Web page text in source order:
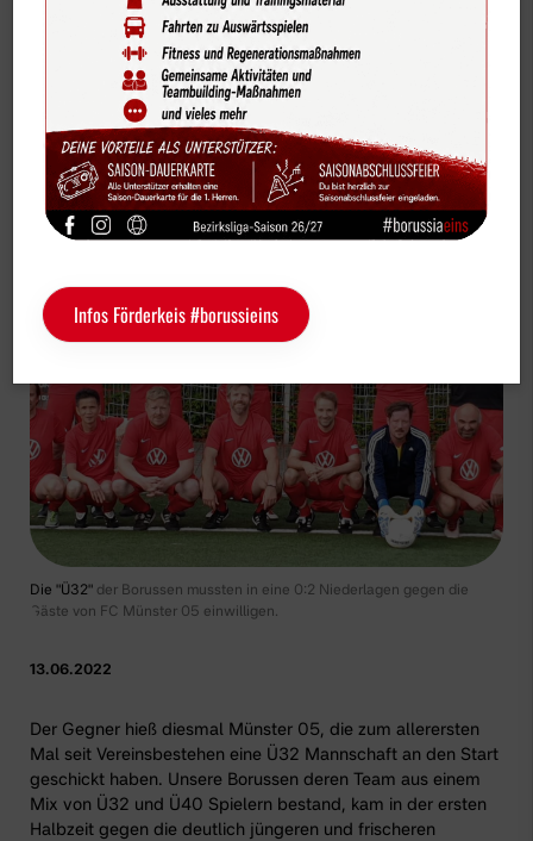
Fußball Senioren Herren Ü32 / Ü40
2. Spieltag der Ü32: Debütant FC Münster
05 zu Gast
Die "Ü32" der Borussen mussten in eine 0:2 Niederlagen gegen die
Gäste von FC Münster 05 einwilligen.
13.06.2022
Der Gegner hieß diesmal Münster 05, die zum allerersten
Mal seit Vereinsbestehen eine Ü32 Mannschaft an den Start
geschickt haben. Unsere Borussen deren Team aus einem
Mix von Ü32 und Ü40 Spielern bestand, kam in der ersten
Halbzeit gegen die deutlich jüngeren und frischeren
Bildergalerien
Vereinskalender
Sportdeutschland-News
Das LSB-Magazin "Wir im Sport"
Sponsoren
Kontakt Service
Schulengel Instagram YouTube
Infos Förderkeis #borussieins